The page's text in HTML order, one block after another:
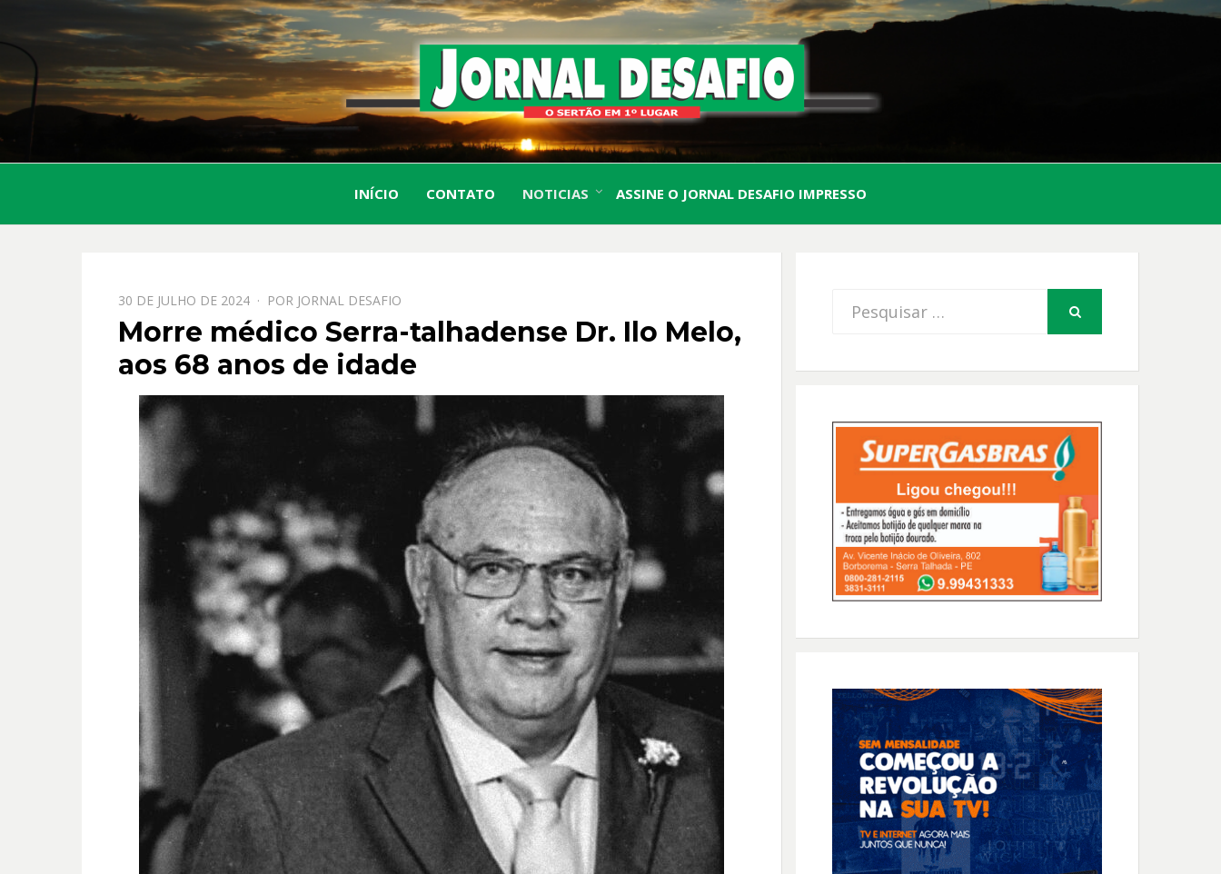
JORNAL
DESAFIO
O Sertão em 1º Lugar
INÍCIO CONTATO NOTICIAS ASSINE O JORNAL DESAFIO IMPRESSO
PPOSTADO
EM
30 DE JULHO DE 2024 POR JORNAL DESAFIO
Morre médico Serra-talhadense Dr. Ilo Melo,
aos 68 anos de idade
Procurar